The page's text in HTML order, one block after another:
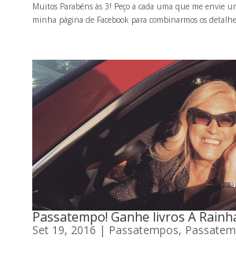
Muitos Parabéns às 3! Peço a cada uma que me envie
minha página de Facebook para combinarmos os
Passatempo! Ganhe livros A
Set 19, 2016 | Passatempos,